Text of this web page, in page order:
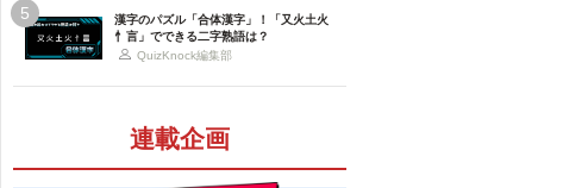
5
漢字のパズル「合体漢字」！「又火土火
忄言」でできる二字熟語は？
QuizKnock編集部
連載企画